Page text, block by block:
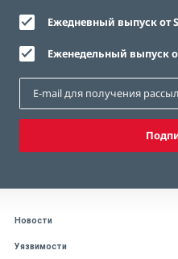
Ежедневный выпуск от
Еженедельный выпуск
Новости
Уязвимости